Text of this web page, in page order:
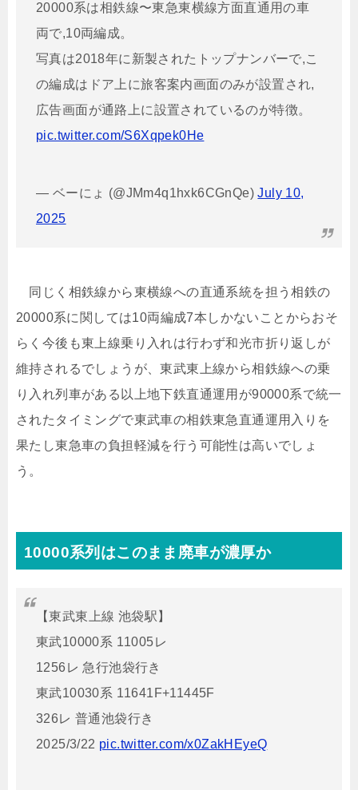
20000系は相鉄線〜東急東横線方面直通用の車
両で,10両編成。
写真は2018年に新製されたトップナンバーで,こ
の編成はドア上に旅客案内画面のみが設置され,
広告画面が通路上に設置されているのが特徴。
pic.twitter.com/S6Xqpek0He
— ベーにょ (@JMm4q1hxk6CGnQe)July 10,
2025
同じく相鉄線から東横線への直通系統を担う相鉄の
20000系に関しては10両編成7本しかないことからおそ
らく今後も東上線乗り入れは行わず和光市折り返しが
維持されるでしょうが、東武東上線から相鉄線への乗
り入れ列車がある以上地下鉄直通運用が90000系で統一
されたタイミングで東武車の相鉄東急直通運用入りを
果たし東急車の負担軽減を行う可能性は高いでしょ
う。
10000系列はこのまま廃車が濃厚か
【東武東上線 池袋駅】
東武10000系 11005レ
1256レ 急行池袋行き
東武10030系 11641F+11445F
326レ 普通池袋行き
2025/3/22 pic.twitter.com/x0ZakHEyeQ